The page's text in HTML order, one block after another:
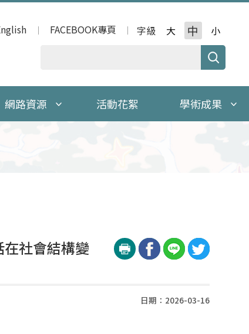
FACEBOOK專頁 字級 大 中 小
網路資源 活動花絮 學術成果
社會結構變
日期：2026-03-16